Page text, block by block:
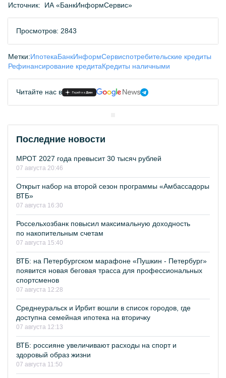
Источник: ИА «БанкИнформСервис»
Просмотров: 2843
Метки:ИпотекаБанкИнформСервиспотребительские кредиты
Рефинансирование кредитаКредиты наличными
Читайте нас в
Последние новости
МРОТ 2027 года превысит 30 тысяч рублей
07 августа 20:46
Открыт набор на второй сезон программы «Амбассадоры
ВТБ»
07 августа 16:30
Россельхозбанк повысил максимальную доходность
по накопительным счетам
07 августа 15:40
ВТБ: на Петербургском марафоне «Пушкин - Петербург»
появится новая беговая трасса для профессиональных
спортсменов
07 августа 12:28
Среднеуральск и Ирбит вошли в список городов, где
доступна семейная ипотека на вторичку
07 августа 12:13
ВТБ: россияне увеличивают расходы на спорт и
здоровый образ жизни
07 августа 11:50